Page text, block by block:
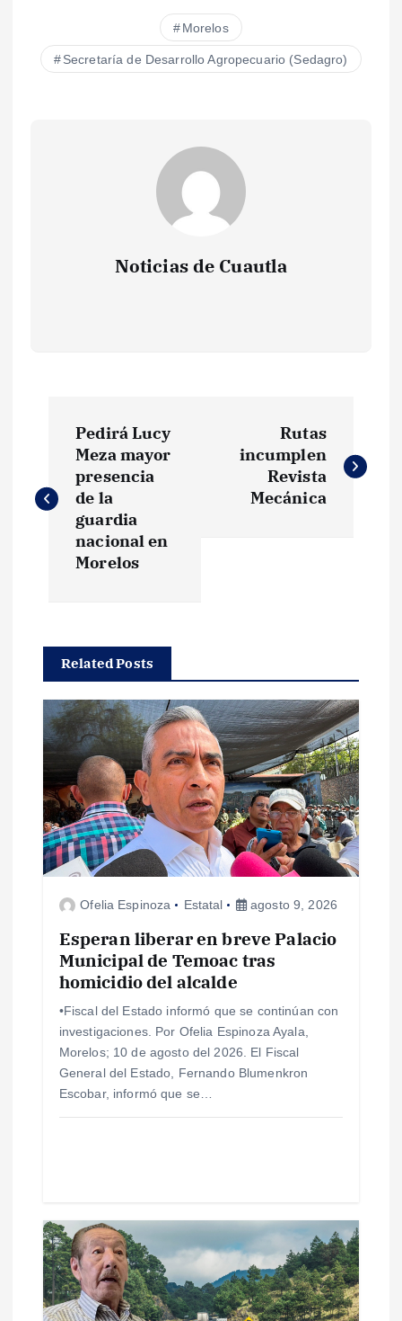
Morelos
Secretaría de Desarrollo Agropecuario (Sedagro)
Noticias de Cuautla
v
a
c
ó
n
d
a
s
Pedirá Lucy
Meza mayor
presencia
de la
guardia
nacional en
Morelos
Rutas
incumplen
Revista
Mecánica
Related Posts
Ofelia Espinoza Estatal agosto 9, 2026
Esperan liberar en breve Palacio
Municipal de Temoac tras
homicidio del alcalde
•Fiscal del Estado informó que se continúan con
investigaciones. Por Ofelia Espinoza Ayala,
Morelos; 10 de agosto del 2026. El Fiscal
General del Estado, Fernando Blumenkron
Escobar, informó que se…